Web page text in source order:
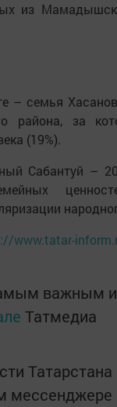
из
– семья
района, за
(19%).
Сабантуй –
www.tatar-
важным
Татмедиа
Татарстана